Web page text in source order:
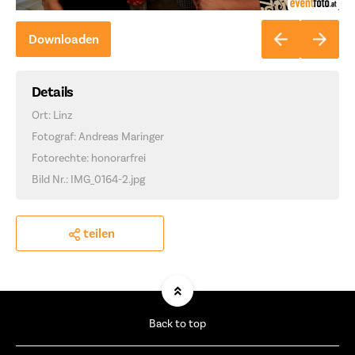
Downloaden
Details
Ort: Linz
Fotograf: Andreas Maringer
Fotorechte: honorarfrei
Bild Nr.: IMG_0164-2.jpg
teilen
Back to top